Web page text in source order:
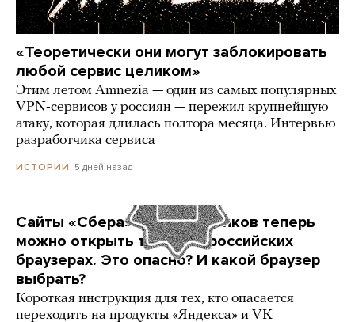
«Теоретически они могут заблокировать
любой сервис целиком»
Этим летом Amnezia — один из самых популярных
VPN-сервисов у россиян — пережил крупнейшую
атаку, которая длилась полтора месяца. Интервью
разработчика сервиса
ИСТОРИИ 5 дней назад
Сайты «Сбера» и других банков теперь
можно открыть только в российских
браузерах. Это опасно? И какой браузер
выбрать?
Короткая инструкция для тех, кто опасается
переходить на продукты «Яндекса» и VK